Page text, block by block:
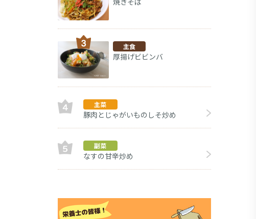
主食
厚揚げビビンバ
主菜
豚肉とじゃがいものしそ炒め
副菜
なすの甘辛炒め